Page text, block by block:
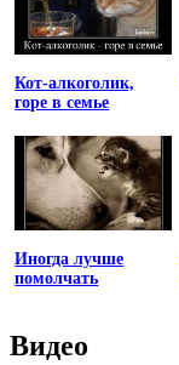
Кот-алкоголик,
горе в семье
Иногда лучше
помолчать
Видео